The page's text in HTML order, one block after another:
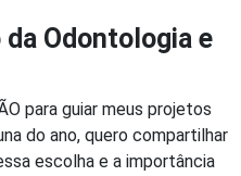
Odontologia e
para guiar meus projetos
do ano, quero compartilhar
escolha e a importância